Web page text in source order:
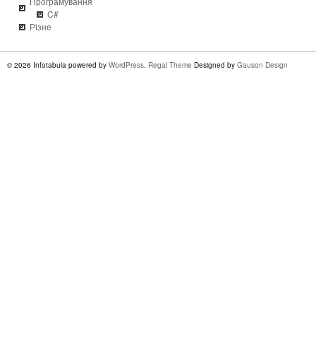
C#
Різне
© 2026 Infotabula powered by WordPress. Regal Theme Designed by Gauson Design